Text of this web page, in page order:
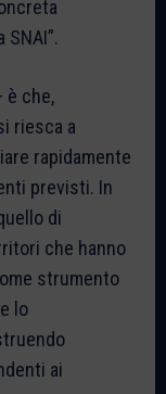
è che,
riesca a
rapidamente
previsti. In
di
che hanno
strumento
lo
ai